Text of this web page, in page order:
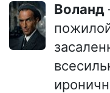
Воланд